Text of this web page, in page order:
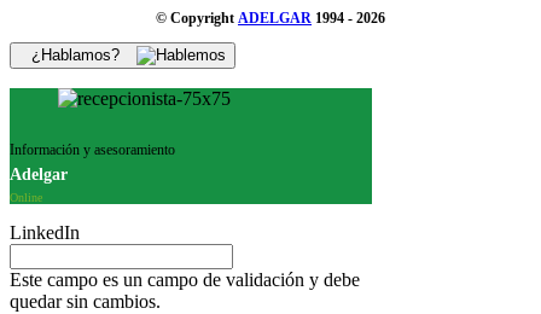
© Copyright ADELGAR 1994 - 2026
¿Hablamos?
Información y asesoramiento
Adelgar
Online
LinkedIn
Este campo es un campo de validación y debe
quedar sin cambios.